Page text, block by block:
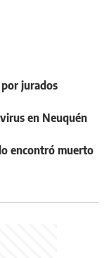
jurados
en Neuquén
encontró muerto